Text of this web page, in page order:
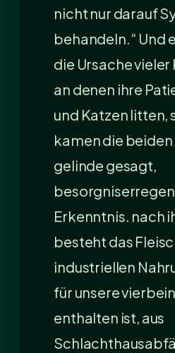
nicht nur darauf
behandeln.“ Und
die Ursache
an denen ihre
und Katzen litten,
kamen die beiden
gelinde gesagt,
Erkenntnis. nach
besteht das
industriellen
für unsere
enthalten ist, aus